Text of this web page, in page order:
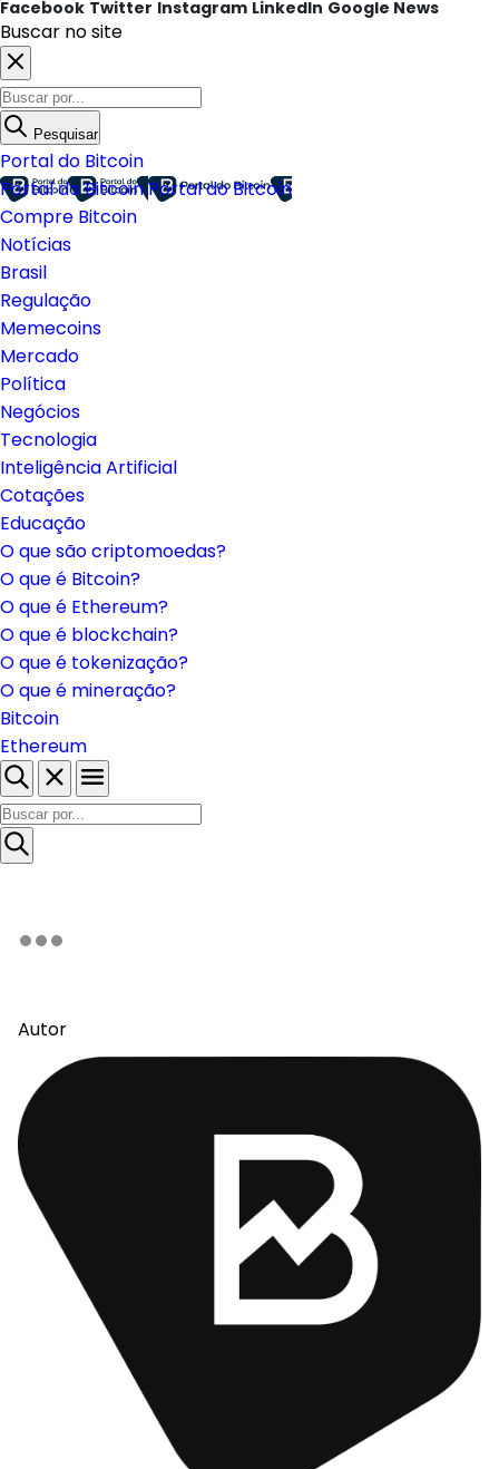
Facebook Twitter Instagram LinkedIn Google News
Buscar no site
Pesquisar
Portal do Bitcoin
Portal do BitcoinPortal do Bitcoin
Compre Bitcoin
Notícias
Brasil
Regulação
Memecoins
Mercado
Política
Negócios
Tecnologia
Inteligência Artificial
Cotações
Educação
O que são criptomoedas?
O que é Bitcoin?
O que é Ethereum?
O que é blockchain?
O que é tokenização?
O que é mineração?
Bitcoin
Ethereum
Autor